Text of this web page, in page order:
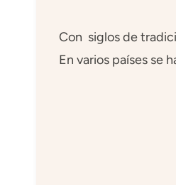
Con siglos de
En varios países se